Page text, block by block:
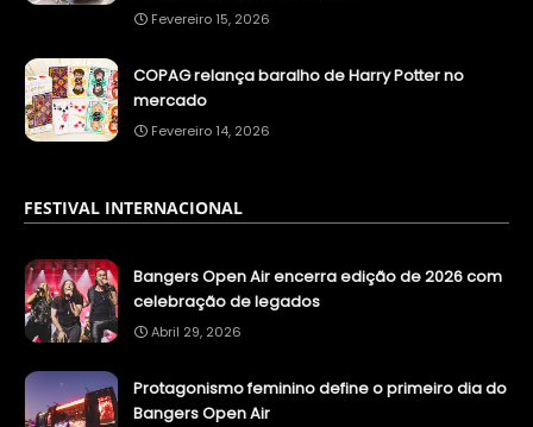
Fevereiro 15, 2026
COPAG relança baralho de Harry Potter no
mercado
Fevereiro 14, 2026
FESTIVAL INTERNACIONAL
Bangers Open Air encerra edição de 2026 com
celebração de legados
Abril 29, 2026
Protagonismo feminino define o primeiro dia do
Bangers Open Air